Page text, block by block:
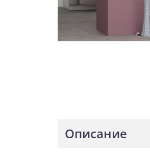
Описание